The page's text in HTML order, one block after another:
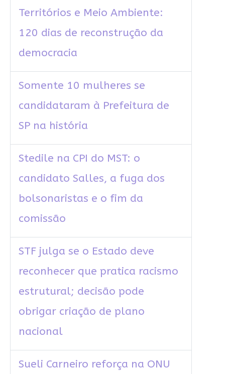
Territórios e Meio Ambiente:
120 dias de reconstrução da
democracia
Somente 10 mulheres se
candidataram à Prefeitura de
SP na história
Stedile na CPI do MST: o
candidato Salles, a fuga dos
bolsonaristas e o fim da
comissão
STF julga se o Estado deve
reconhecer que pratica racismo
estrutural; decisão pode
obrigar criação de plano
nacional
Sueli Carneiro reforça na ONU